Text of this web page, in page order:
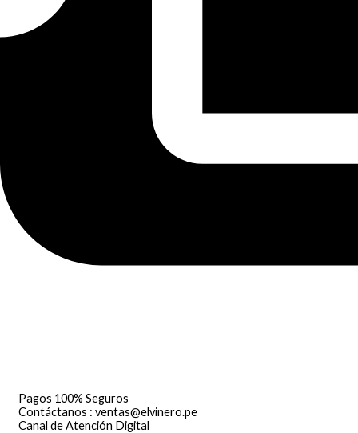
Pagos 100% Seguros
Contáctanos : ventas@elvinero.pe
Canal de Atención Digital